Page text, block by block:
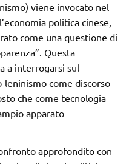
viene invocato nel
politica cinese,
come una questione di
Questa
a interrogarsi sul
come discorso
che come tecnologia
apparato
approfondito con